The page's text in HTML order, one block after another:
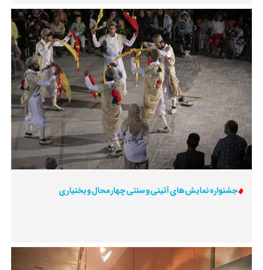
جشنواره نمایش‌های آئینی و سنتی چهارمحال و بختیاری